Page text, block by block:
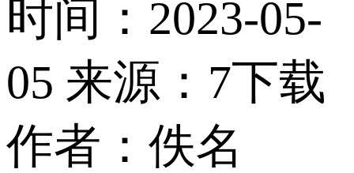
时间：2023-05-
05 来源：7下载
作者：佚名